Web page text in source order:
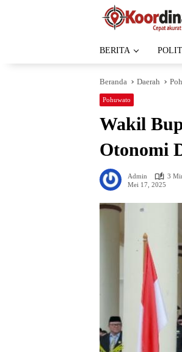
BERITA
Beranda Daerah
Pohuwato
Wakil
Otonomi
Admin
3
Mei 17, 2025